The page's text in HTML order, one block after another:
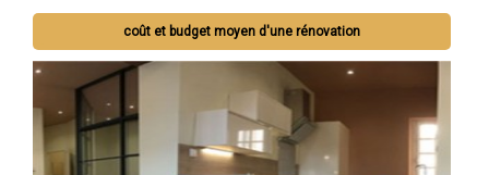
coût et budget moyen d'une rénovation